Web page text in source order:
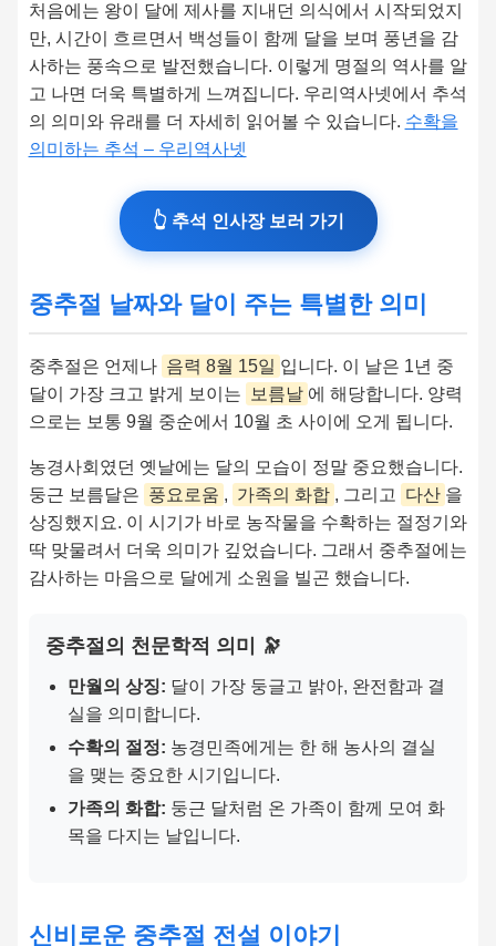
처음에는 왕이 달에 제사를 지내던 의식에서 시작되었지
만, 시간이 흐르면서 백성들이 함께 달을 보며 풍년을 감
사하는 풍속으로 발전했습니다. 이렇게 명절의 역사를 알
고 나면 더욱 특별하게 느껴집니다. 우리역사넷에서 추석
의 의미와 유래를 더 자세히 읽어볼 수 있습니다. 수확을
의미하는 추석 – 우리역사넷
👆 추석 인사장 보러 가기
중추절 날짜와 달이 주는 특별한 의미
중추절은 언제나 음력 8월 15일 입니다. 이 날은 1년 중
달이 가장 크고 밝게 보이는
보름날 에 해당합니다. 양력
으로는 보통 9월 중순에서 10월 초 사이에 오게 됩니다.
농경사회였던 옛날에는 달의 모습이 정말 중요했습니다.
둥근 보름달은 풍요로움 , 가족의 화합 , 그리고 다산 을
상징했지요. 이 시기가 바로 농작물을 수확하는 절정기와
딱 맞물려서 더욱 의미가 깊었습니다. 그래서 중추절에는
감사하는 마음으로 달에게 소원을 빌곤 했습니다.
중추절의 천문학적 의미 🔭
만월의 상징: 달이 가장 둥글고 밝아, 완전함과 결
실을 의미합니다.
수확의 절정: 농경민족에게는 한 해 농사의 결실
을 맺는 중요한 시기입니다.
가족의 화합: 둥근 달처럼 온 가족이 함께 모여 화
목을 다지는 날입니다.
신비로운 중추절 전설 이야기